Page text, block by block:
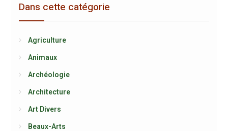
Dans cette catégorie
Agriculture
Animaux
Archéologie
Architecture
Art Divers
Beaux-Arts